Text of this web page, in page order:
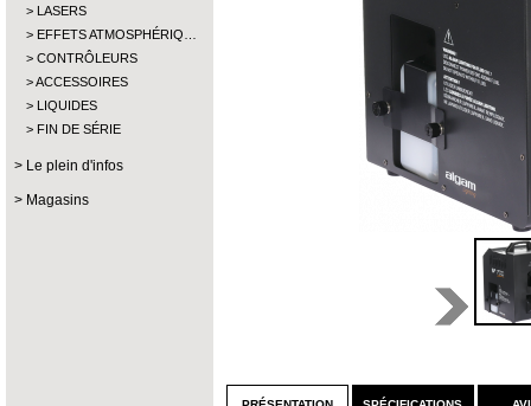
LASERS
EFFETS ATMOSPHÉRIQ…
CONTRÔLEURS
ACCESSOIRES
LIQUIDES
FIN DE SÉRIE
Le plein d'infos
Magasins